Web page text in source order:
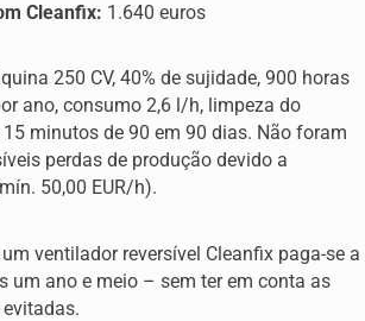
Cleanfix: 1.640 euros
250 CV, 40% de sujidade, 900 horas
ano, consumo 2,6 l/h, limpeza do
minutos de 90 em 90 dias. Não foram
perdas de produção devido a
50,00 EUR/h).
ventilador reversível Cleanfix paga-se a
um ano e meio – sem ter em conta as